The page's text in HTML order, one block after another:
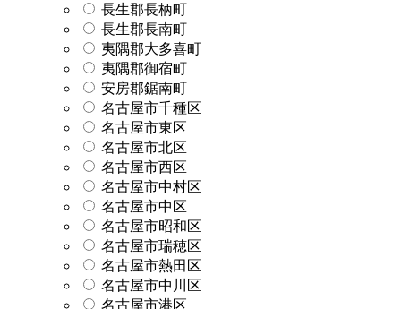
長生郡長柄町
長生郡長南町
夷隅郡大多喜町
夷隅郡御宿町
安房郡鋸南町
名古屋市千種区
名古屋市東区
名古屋市北区
名古屋市西区
名古屋市中村区
名古屋市中区
名古屋市昭和区
名古屋市瑞穂区
名古屋市熱田区
名古屋市中川区
名古屋市港区